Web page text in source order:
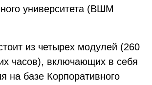
университета (ВШМ
из четырех модулей (260
часов), включающих в себя
на базе Корпоративного